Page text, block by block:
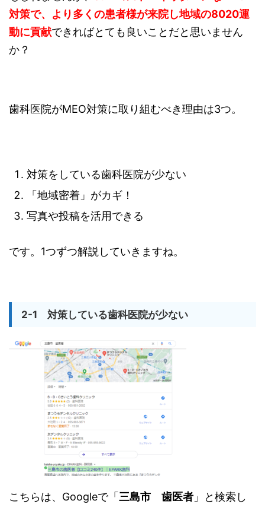
対策で、より多くの患者様が来院し地域の8020運
動に貢献できればとても良いことだと思いません
か？
歯科医院がMEO対策に取り組むべき理由は3つ。
対策をしている歯科医院が少ない
「地域密着」がカギ！
写真や投稿を活用できる
です。1つずつ解説していきますね。
2-1 対策している歯科医院が少ない
こちらは、Googleで「三島市 歯医者 」と検索し